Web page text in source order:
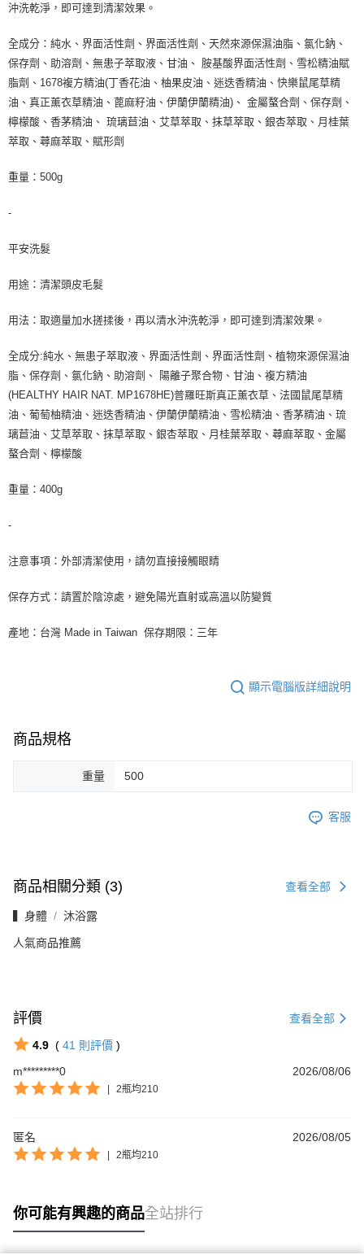
沖洗乾淨，即可達到清潔效果。
全成分：純水、界面活性劑、界面活性劑、天然來源保濕油脂、氯化鈉、
保存劑、助溶劑、無患子萃取液、甘油、 胺基酸界面活性劑、雪松精油賦
脂劑、1678複方精油(丁香花油、柚果皮油、迷迭香精油、快樂鼠尾草精
油、真正薰衣草精油、蓖麻籽油、伊蘭伊蘭精油)、 金屬螯合劑、保存劑、
檸檬酸、香茅精油、 琉璃苣油、艾草萃取、抹草萃取、銀杏萃取、月桂葉
萃取、蕁麻萃取、賦形劑
重量：500g
-
平安洗髮
用途：清潔頭皮毛髮
用法：取適量加水搓揉後，再以清水沖洗乾淨，即可達到清潔效果。
全成分:純水、無患子萃取液、界面活性劑、界面活性劑、植物來源保濕油
脂、保存劑、氯化鈉、助溶劑、 陽離子聚合物、甘油、複方精油
(HEALTHY HAIR NAT. MP1678HE)普羅旺斯真正薰衣草、法國鼠尾草精
油、葡萄柚精油、迷迭香精油、伊蘭伊蘭精油、雪松精油、香茅精油、琉
璃苣油、艾草萃取、抹草萃取、銀杏萃取、月桂葉萃取、蕁麻萃取、金屬
螯合劑、檸檬酸
重量：400g
-
注意事項：外部清潔使用，請勿直接接觸眼睛
保存方式：請置於陰涼處，避免陽光直射或高溫以防變質
產地：台灣 Made in Taiwan 保存期限：三年
顯示電腦版詳細說明
商品規格
重量 500
客服
商品相關分類 (3) 查看全部
▍身體 沐浴露
人氣商品推薦
評價 查看全部
4.9 ( 41 則評價 )
m*********0
2026/08/06
| 2瓶均210
匿名 2026/08/05
| 2瓶均210
你可能有興趣的商品全站排行